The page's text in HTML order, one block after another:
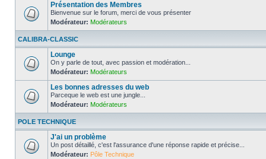
Présentation des Membres
Bienvenue sur le forum, merci de vous présenter
Modérateur: Modérateurs
CALIBRA-CLASSIC
Lounge
On y parle de tout, avec passion et modération...
Modérateur: Modérateurs
Les bonnes adresses du web
Parceque le web est une jungle...
Modérateur: Modérateurs
POLE TECHNIQUE
J'ai un problème
Un post détaillé, c'est l'assurance d'une réponse rapide et précise...
Modérateur: Pôle Technique